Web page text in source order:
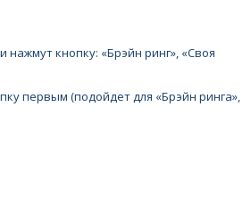
кнопку: «Брэйн ринг», «Своя
первым (подойдет для «Брэйн ринга»,